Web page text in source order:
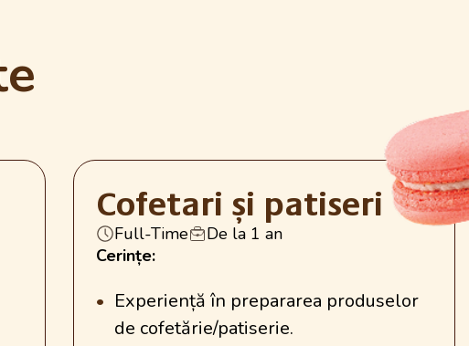
Cofetari și patiseri
Full-Time
De la 1 an
Cerințe:
Experiență în prepararea produselor
de cofetărie/patiserie.